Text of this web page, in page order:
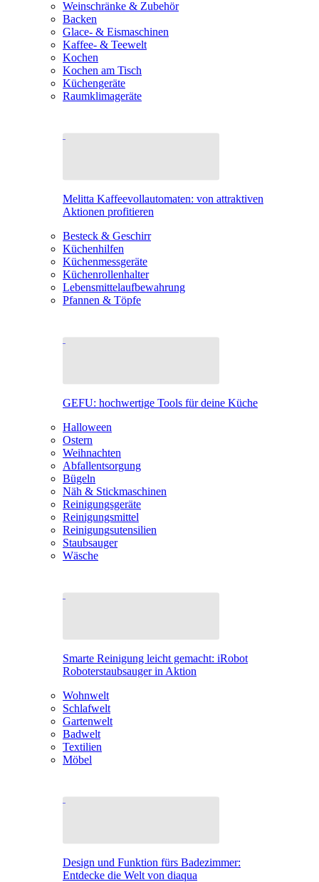
Weinschränke & Zubehör
Backen
Glace- & Eismaschinen
Kaffee- & Teewelt
Kochen
Kochen am Tisch
Küchengeräte
Raumklimageräte
Melitta Kaffeevollautomaten: von attraktiven
Aktionen profitieren
Besteck & Geschirr
Küchenhilfen
Küchenmessgeräte
Küchenrollenhalter
Lebensmittelaufbewahrung
Pfannen & Töpfe
GEFU: hochwertige Tools für deine Küche
Halloween
Ostern
Weihnachten
Abfallentsorgung
Bügeln
Näh & Stickmaschinen
Reinigungsgeräte
Reinigungsmittel
Reinigungsutensilien
Staubsauger
Wäsche
Smarte Reinigung leicht gemacht: iRobot
Roboterstaubsauger in Aktion
Wohnwelt
Schlafwelt
Gartenwelt
Badwelt
Textilien
Möbel
Design und Funktion fürs Badezimmer:
Entdecke die Welt von diaqua